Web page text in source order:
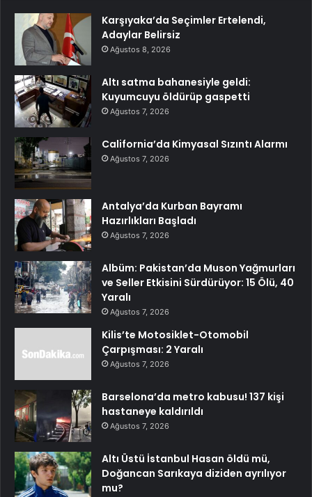
Karşıyaka’da Seçimler Ertelendi,
Adaylar Belirsiz
Ağustos 8, 2026
Altı satma bahanesiyle geldi:
Kuyumcuyu öldürüp gaspetti
Ağustos 7, 2026
California’da Kimyasal Sızıntı Alarmı
Ağustos 7, 2026
Antalya’da Kurban Bayramı
Hazırlıkları Başladı
Ağustos 7, 2026
Albüm: Pakistan’da Muson Yağmurları
ve Seller Etkisini Sürdürüyor: 15 Ölü, 40
Yaralı
Ağustos 7, 2026
Kilis’te Motosiklet-Otomobil
Çarpışması: 2 Yaralı
Ağustos 7, 2026
Barselona’da metro kabusu! 137 kişi
hastaneye kaldırıldı
Ağustos 7, 2026
Altı Üstü İstanbul Hasan öldü mü,
Doğancan Sarıkaya diziden ayrılıyor
mu?